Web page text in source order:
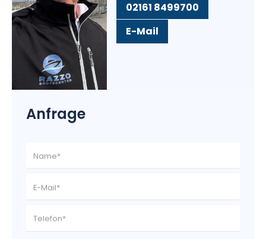
02161 8499700
E-Mail
Anfrage